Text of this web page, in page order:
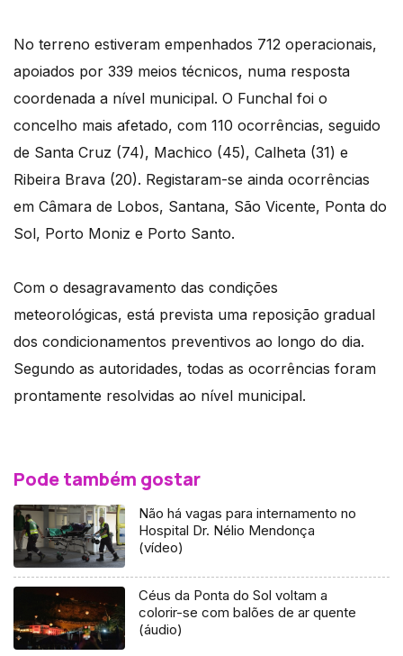
No terreno estiveram empenhados 712 operacionais,
apoiados por 339 meios técnicos, numa resposta
coordenada a nível municipal. O Funchal foi o
concelho mais afetado, com 110 ocorrências, seguido
de Santa Cruz (74), Machico (45), Calheta (31) e
Ribeira Brava (20). Registaram-se ainda ocorrências
em Câmara de Lobos, Santana, São Vicente, Ponta do
Sol, Porto Moniz e Porto Santo.
Com o desagravamento das condições
meteorológicas, está prevista uma reposição gradual
dos condicionamentos preventivos ao longo do dia.
Segundo as autoridades, todas as ocorrências foram
prontamente resolvidas ao nível municipal.
Pode também gostar
Não há vagas para internamento no
Hospital Dr. Nélio Mendonça
(vídeo)
Céus da Ponta do Sol voltam a
colorir-se com balões de ar quente
(áudio)